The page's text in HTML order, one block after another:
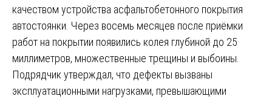
качеством устройства асфальтобетонного покрытия
автостоянки. Через восемь месяцев после приёмки
работ на покрытии появились колея глубиной до 25
миллиметров, множественные трещины и выбоины.
Подрядчик утверждал, что дефекты вызваны
эксплуатационными нагрузками, превышающими